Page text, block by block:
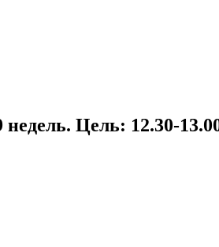
Цель: 12.30-